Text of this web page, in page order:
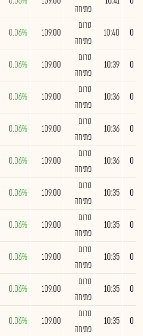
פתיחה
0
10:40
טרום
פתיחה
109.00
0.06%
0
10:39
טרום
פתיחה
109.00
0.06%
0
10:36
טרום
פתיחה
109.00
0.06%
0
10:36
טרום
פתיחה
109.00
0.06%
0
10:36
טרום
פתיחה
109.00
0.06%
0
10:35
טרום
פתיחה
109.00
0.06%
0
10:35
טרום
פתיחה
109.00
0.06%
0
10:35
טרום
פתיחה
109.00
0.06%
0
10:35
טרום
פתיחה
109.00
0.06%
0
10:35
טרום
פתיחה
109.00
0.06%